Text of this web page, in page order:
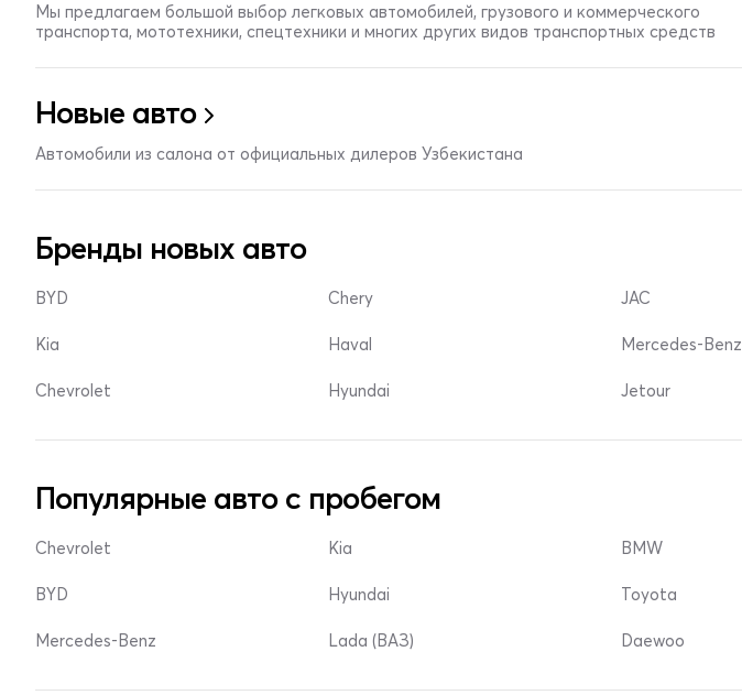
Мы предлагаем большой выбор легковых автомобилей, грузового и коммерческого
транспорта, мототехники, спецтехники и многих других видов транспортных средств
Новые авто
Автомобили из салона от официальных дилеров Узбекистана
Бренды новых авто
BYD
Kia
Chevrolet
Chery
Haval
Hyundai
JAC
Mercedes-Benz
Jetour
Популярные авто с пробегом
Chevrolet
BYD
Mercedes-Benz
Kia
Hyundai
Lada (ВАЗ)
BMW
Toyota
Daewoo